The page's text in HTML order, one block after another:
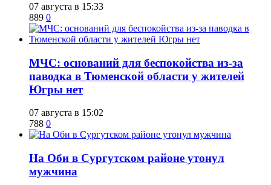
07 августа в 15:33
889 0
​МЧС: оснований для беспокойства из-за
паводка в Тюменской области у жителей
Югры нет
07 августа в 15:02
788 0
​На Оби в Сургутском районе утонул
мужчина